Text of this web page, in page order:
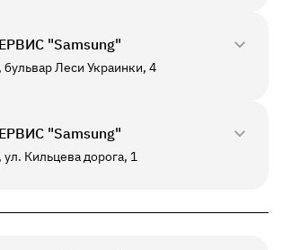
возможна отправка *
возможна отправка *
7601"Samsung"
бульвар Леси Украинки, 4
7639"Samsung"
ул. Кильцева дорога, 1
7641